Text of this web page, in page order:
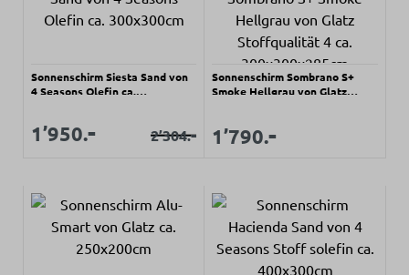
Sonnenschirm Siesta Sand von
4 Seasons Olefin ca.
Verkaufspreis:
1’950.- Regulärer Preis:
2’304.-
Sonnenschirm Sombrano S+
Smoke Hellgrau von Glatz
Verkaufspreis:
1’790.-